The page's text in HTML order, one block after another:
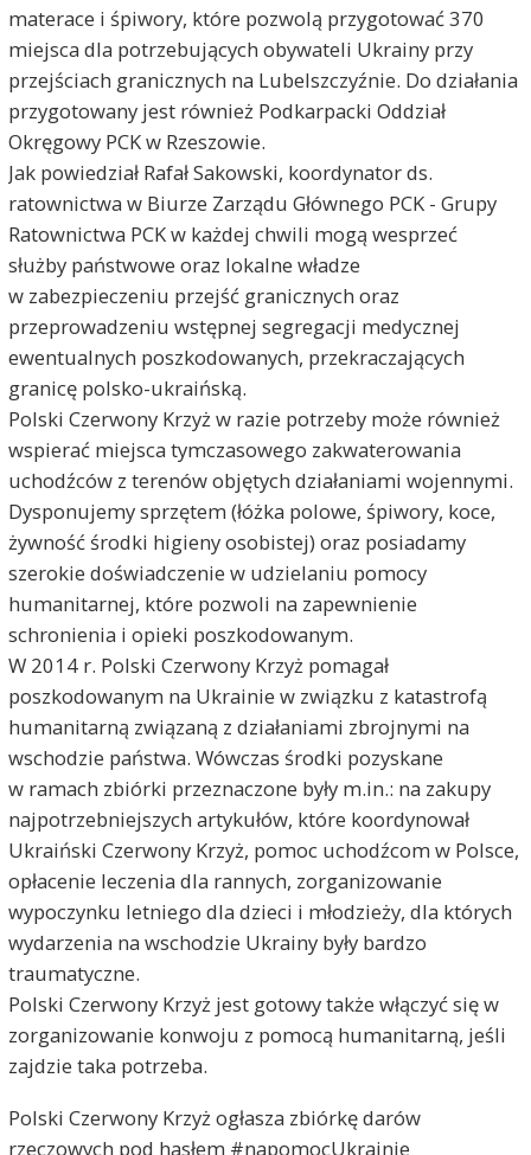
materace i śpiwory, które pozwolą przygotować 370
miejsca dla potrzebujących obywateli Ukrainy przy
przejściach granicznych na Lubelszczyźnie. Do działania
przygotowany jest również Podkarpacki Oddział
Okręgowy PCK w Rzeszowie.
Jak powiedział Rafał Sakowski, koordynator ds.
ratownictwa w Biurze Zarządu Głównego PCK - Grupy
Ratownictwa PCK w każdej chwili mogą wesprzeć
służby państwowe oraz lokalne władze
w zabezpieczeniu przejść granicznych oraz
przeprowadzeniu wstępnej segregacji medycznej
ewentualnych poszkodowanych, przekraczających
granicę polsko-ukraińską.
Polski Czerwony Krzyż w razie potrzeby może również
wspierać miejsca tymczasowego zakwaterowania
uchodźców z terenów objętych działaniami wojennymi.
Dysponujemy sprzętem (łóżka polowe, śpiwory, koce,
żywność środki higieny osobistej) oraz posiadamy
szerokie doświadczenie w udzielaniu pomocy
humanitarnej, które pozwoli na zapewnienie
schronienia i opieki poszkodowanym.
W 2014 r. Polski Czerwony Krzyż pomagał
poszkodowanym na Ukrainie w związku z katastrofą
humanitarną związaną z działaniami zbrojnymi na
wschodzie państwa. Wówczas środki pozyskane
w ramach zbiórki przeznaczone były m.in.: na zakupy
najpotrzebniejszych artykułów, które koordynował
Ukraiński Czerwony Krzyż, pomoc uchodźcom w Polsce,
opłacenie leczenia dla rannych, zorganizowanie
wypoczynku letniego dla dzieci i młodzieży, dla których
wydarzenia na wschodzie Ukrainy były bardzo
traumatyczne.
Polski Czerwony Krzyż jest gotowy także włączyć się w
zorganizowanie konwoju z pomocą humanitarną, jeśli
zajdzie taka potrzeba.
Polski Czerwony Krzyż ogłasza zbiórkę darów
rzeczowych pod hasłem #napomocUkrainie